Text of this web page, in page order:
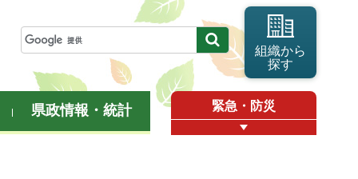
組織から
探す
県政情報・統計 緊急・防災